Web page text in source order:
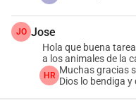
JO Jose
Hola que buena
a los animales de la
HR Muchas gracias
Dios lo bendiga y